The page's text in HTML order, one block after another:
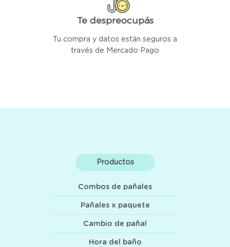
Te despreocupás
Tu compra y datos están seguros a
través de Mercado Pago
Productos
Combos de pañales
Pañales x paquete
Cambio de pañal
Hora del baño